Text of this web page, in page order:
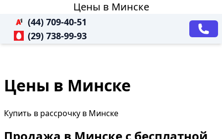
Цены в Минске
(44) 709-40-51
(29) 738-99-93
Цены в Минске
Купить в рассрочку в Минске